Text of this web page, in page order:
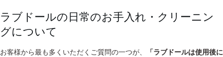
ラブドールの日常のお手入れ・クリーニン
グについて
お客様から最も多くいただくご質問の一つが、
「ラブドールは使用後に